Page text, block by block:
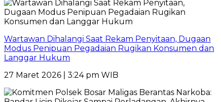
Wartawan Dihalangi Saat Rekam Penyitaan, Dugaan
Modus Penipuan Pegadaian Rugikan Konsumen dan
Langgar Hukum
27 Maret 2026 | 3:24 pm WIB